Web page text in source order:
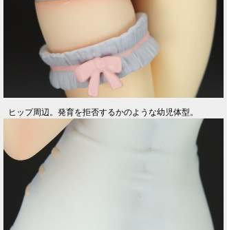
ヒップ周辺。発育を拒否するかのような幼児体型。